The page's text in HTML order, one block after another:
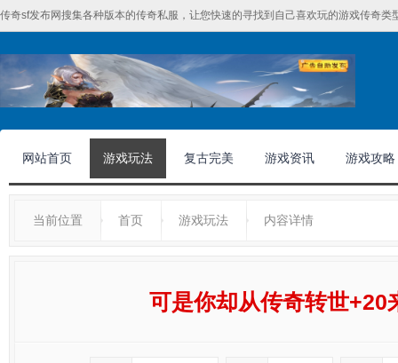
传奇sf发布网搜集各种版本的传奇私服，让您快速的寻找到自己喜欢玩的游戏传奇
网站首页 游戏玩法 复古完美 游戏资讯 游戏攻略
当前位置 首页 游戏玩法 内容详情
可是你却从传奇转世+20